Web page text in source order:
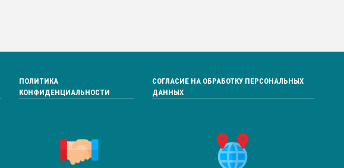
ПОЛИТИКА
КОНФИДЕНЦИАЛЬНОСТИ
СОГЛАСИЕ НА ОБРАБОТКУ ПЕРСОНАЛЬНЫХ
ДАННЫХ